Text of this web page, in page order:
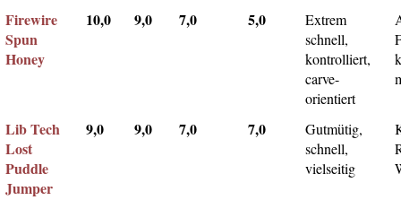
Firewire
Spun
Honey
10,0 9,0 7,0 5,0
Extrem
schnell,
kontrolliert,
carve-
orientiert
Lib Tech
Lost
Puddle
Jumper
9,0 9,0 7,0 7,0
Gutmütig,
schnell,
vielseitig